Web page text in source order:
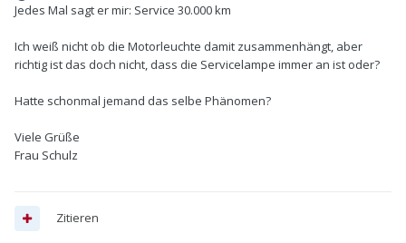
Jedes Mal sagt er mir: Service 30.000 km
Ich weiß nicht ob die Motorleuchte damit zusammenhängt, aber
richtig ist das doch nicht, dass die Servicelampe immer an ist oder?
Hatte schonmal jemand das selbe Phänomen?
Viele Grüße
Frau Schulz
Zitieren